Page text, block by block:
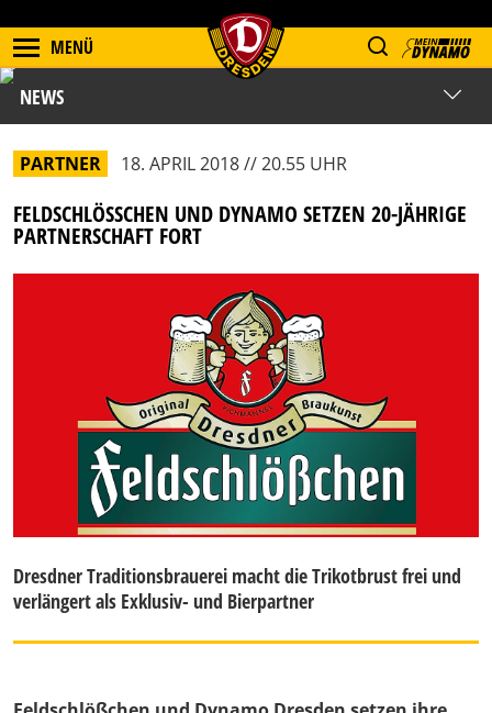
MENÜ
NEWS
PARTNER 18. APRIL 2018 // 20.55 UHR
FELDSCHLÖSSCHEN UND DYNAMO SETZEN 20-JÄHRIGE P
ARTNERSCHAFT FORT
Dresdner Traditionsbrauerei macht die Trikotbrust frei und
verlängert als Exklusiv- und Bierpartner